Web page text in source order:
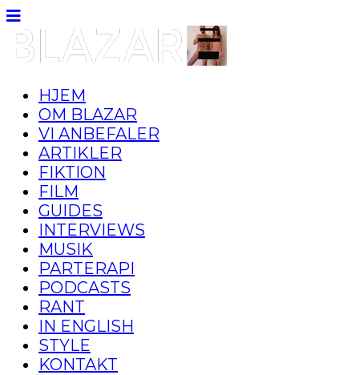
HJEM
OM BLAZAR
VI ANBEFALER
ARTIKLER
FIKTION
FILM
GUIDES
INTERVIEWS
MUSIK
PARTERAPI
PODCASTS
RANT
IN ENGLISH
STYLE
KONTAKT